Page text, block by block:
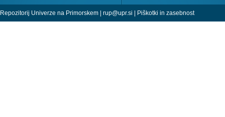
Repozitorij Univerze na Primorskem | rup@upr.si | Piškotki in zasebnost